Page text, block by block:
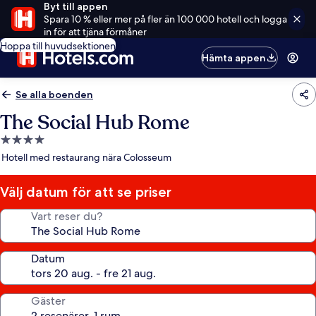
Byt till appen
Spara 10 % eller mer på fler än 100 000 hotell och logga
in för att tjäna förmåner
Hoppa till huvudsektionen
Hämta appen
Se alla boenden
The Social Hub Rome
4.0-
stjärnigt
Hotell med restaurang nära Colosseum
Välj datum för att se priser
Vart reser du?
Datum
Gäster